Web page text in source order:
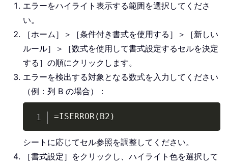
エラーをハイライト表示する範囲を選択してくださ
い。
［ホーム］＞［条件付き書式を使用する］＞［新しい
ルール］＞［数式を使用して書式設定するセルを決定
する］の順にクリックします。
エラーを検出する対象となる数式を入力してください
（例：列 B の場合）：
=ISERROR(B2)
シートに応じてセル参照を調整してください。
［書式設定］をクリックし、ハイライト色を選択して